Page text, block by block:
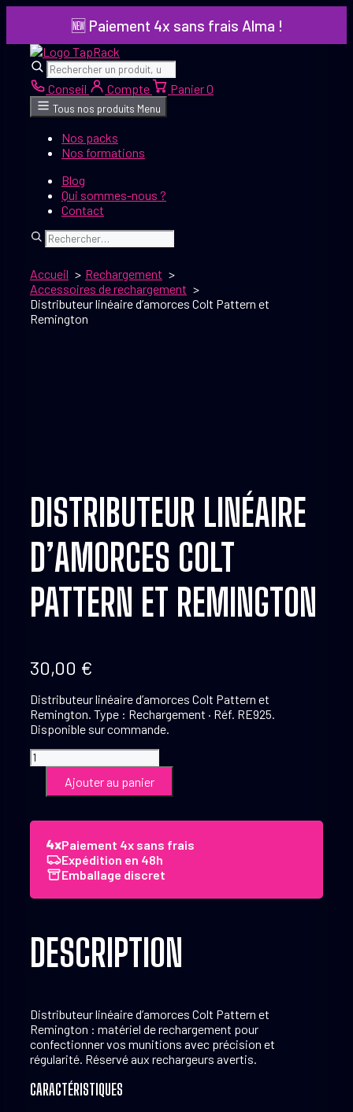
contenu
🆕 Paiement 4x sans frais Alma !
Rechercher Rechercher
Conseil Compte Panier0
Tous nos produits Menu
Nos packs
Nos formations
Blog
Qui sommes-nous ?
Contact
Rechercher
Accueil
Rechargement
Accessoires de rechargement
Distributeur linéaire d’amorces Colt Pattern et
Remington
DISTRIBUTEUR LINÉAIRE
D’AMORCES COLT
PATTERN ET REMINGTON
30,00 €
Distributeur linéaire d’amorces Colt Pattern et
Remington. Type : Rechargement · Réf. RE925.
Disponible sur commande.
quantité
de
Distributeur
linéaire
Pattern
Remington
Ajouter au panier
Paiement 4x sans frais
Expédition en 48h
Emballage discret
DESCRIPTION
Distributeur linéaire d’amorces Colt Pattern et
Remington : matériel de rechargement pour
confectionner vos munitions avec précision et
régularité. Réservé aux rechargeurs avertis.
CARACTÉRISTIQUES